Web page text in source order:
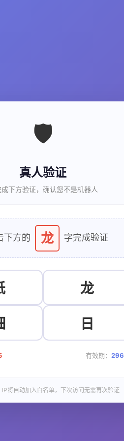
🛡️
真人验证
下方验证，确认您不是机器人
下方的 龙 字完成验证
龙
日
有效期： 296
将自动加入白名单，下次访问无需再次验证